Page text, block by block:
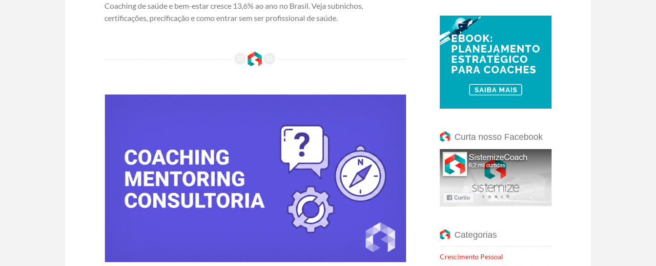
Coaching de saúde e bem-estar cresce 13,6% ao ano no Brasil. Veja subnichos,
certificações, precificação e como entrar sem ser profissional de saúde.
Coaching vs Mentoring vs Consultoria: Diferenças Reais e Quando Oferecer Cada Um
Curta nosso Facebook
Categorias
Crescimento Pessoal